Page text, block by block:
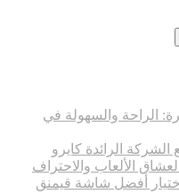
الراحة والسهولة في
الرائدة كايرو
أفضل شاشة قيمنق